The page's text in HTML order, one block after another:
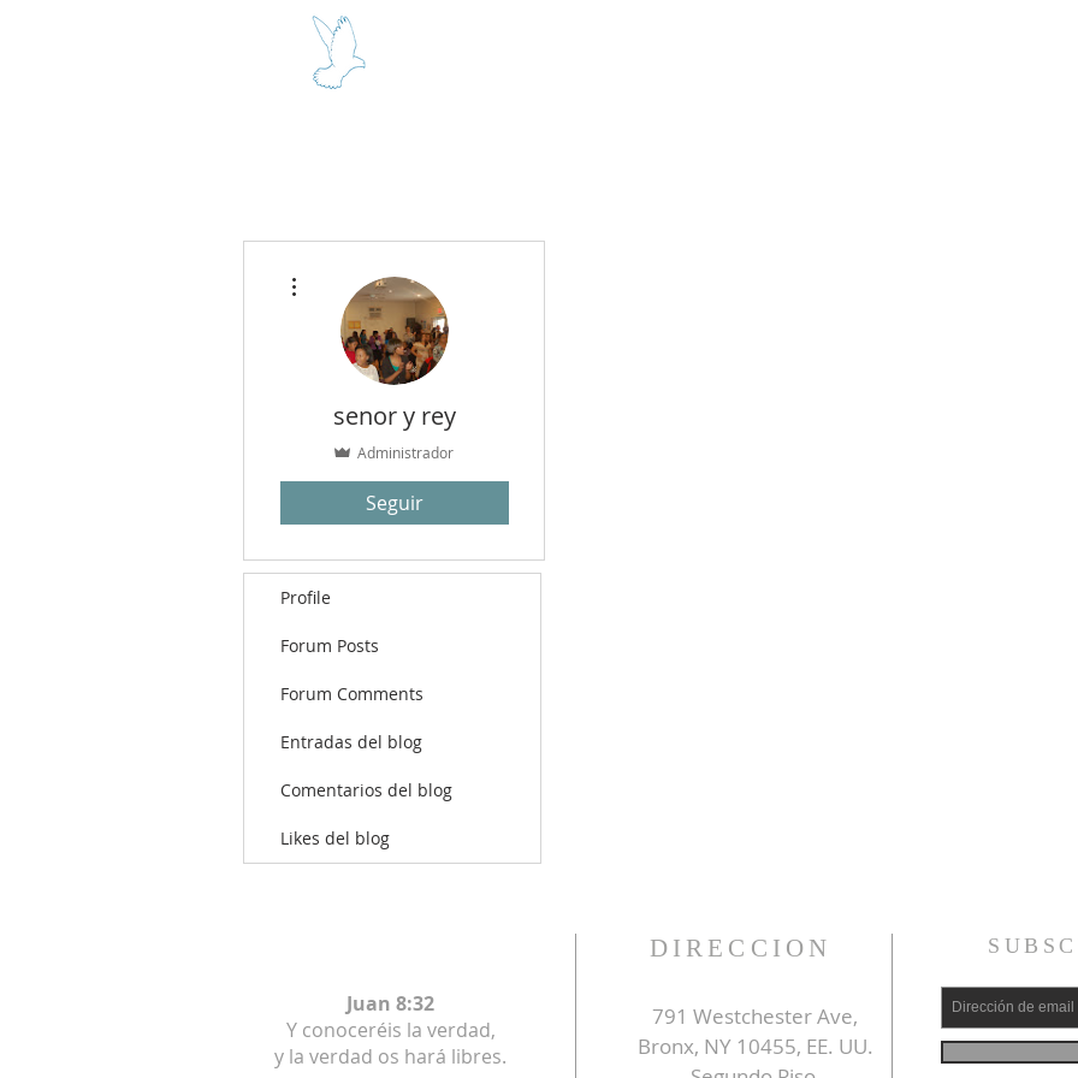
SEÑOR Y REY
senor y rey
Administrador
Seguir
Profile
Forum Posts
Forum Comments
Entradas del blog
Comentarios del blog
Likes del blog
Juan 8:32
Y conoceréis la verdad,
y la verdad os hará libres.
DIRECCION
791 Westchester Ave,
Bronx, NY 10455, EE. UU.